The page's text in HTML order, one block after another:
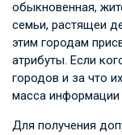
обыкновенная,
семьи, растящеи
этим городам
атрибуты. Если
городов и за что
масса информации
Для получения